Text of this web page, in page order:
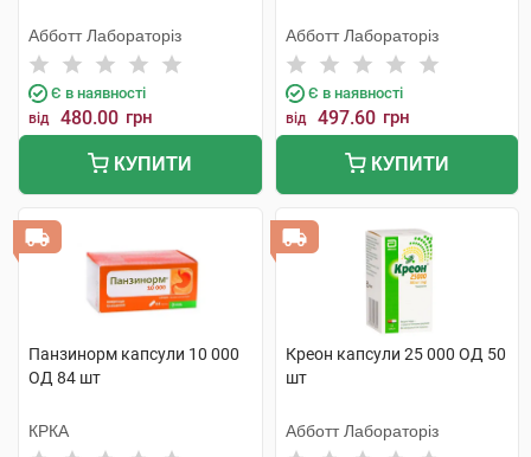
Абботт Лабораторіз
Є в наявності
від 480.00 грн
КУПИТИ
Абботт Лабораторіз
Є в наявності
від 497.60 грн
КУПИТИ
Панзинорм капсули 10 000
ОД 84 шт
КРКА
Креон капсули 25 000 ОД 50
шт
Абботт Лабораторіз